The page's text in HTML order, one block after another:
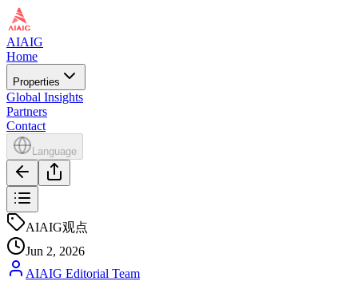
AIAIG
Home
Properties
Global Insights
Partners
Contact
Language
AIAIG观点
Jun 2, 2026
AIAIG Editorial Team